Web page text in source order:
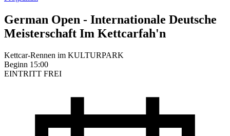
German Open - Internationale Deutsche
Meisterschaft Im Kettcarfah'n
Kettcar-Rennen im KULTURPARK
Beginn 15:00
EINTRITT FREI